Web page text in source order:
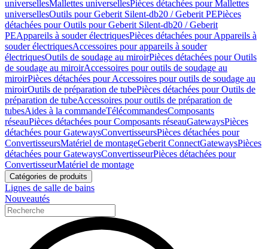
universellesMallettes universellesPièces détachées pour Mallettes
universellesOutils pour Geberit Silent-db20 / Geberit PEPièces
détachées pour Outils pour Geberit Silent-db20 / Geberit
PEAppareils à souder électriquesPièces détachées pour Appareils à
souder électriquesAccessoires pour appareils à souder
électriquesOutils de soudage au miroirPièces détachées pour Outils
de soudage au miroirAccessoires pour outils de soudage au
miroirPièces détachées pour Accessoires pour outils de soudage au
miroirOutils de préparation de tubePièces détachées pour Outils de
préparation de tubeAccessoires pour outils de préparation de
tubesAides à la commandeTélécommandesComposants
réseauPièces détachées pour Composants réseauGatewaysPièces
détachées pour GatewaysConvertisseursPièces détachées pour
ConvertisseursMatériel de montageGeberit ConnectGatewaysPièces
détachées pour GatewaysConvertisseurPièces détachées pour
ConvertisseurMatériel de montage
Catégories de produits
Lignes de salle de bains
Nouveautés